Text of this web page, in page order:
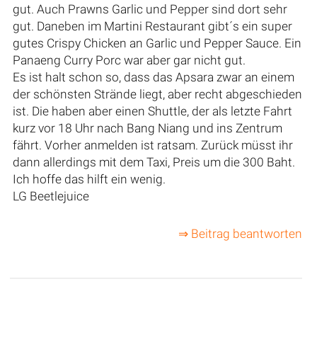
gut. Auch Prawns Garlic und Pepper sind dort sehr
gut. Daneben im Martini Restaurant gibt´s ein super
gutes Crispy Chicken an Garlic und Pepper Sauce. Ein
Panaeng Curry Porc war aber gar nicht gut.
Es ist halt schon so, dass das Apsara zwar an einem
der schönsten Strände liegt, aber recht abgeschieden
ist. Die haben aber einen Shuttle, der als letzte Fahrt
kurz vor 18 Uhr nach Bang Niang und ins Zentrum
fährt. Vorher anmelden ist ratsam. Zurück müsst ihr
dann allerdings mit dem Taxi, Preis um die 300 Baht.
Ich hoffe das hilft ein wenig.
LG Beetlejuice
⇒ Beitrag beantworten